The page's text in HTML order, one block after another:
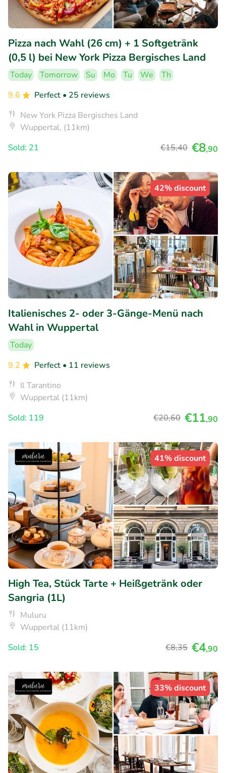
Pizza nach Wahl (26 cm) + 1 Softgetränk
(0,5 l) bei New York Pizza Bergisches Land
Today Tomorrow Su Mo Tu We
Th
9.6
Perfect • 25 reviews
New York Pizza Bergisches Land
Wuppertal, (11km)
Sold: 21
€15,40 €8,90
42% discount
Italienisches 2- oder 3-Gänge-Menü nach
Wahl in Wuppertal
Today
9.2
Perfect • 11 reviews
Il Tarantino
Wuppertal (11km)
Sold: 119
€20,60 €11,90
41% discount
High Tea, Stück Tarte + Heißgetränk oder
Sangria (1L)
Muluru
Wuppertal (11km)
Sold: 15
€8,35 €4,90
33% discount